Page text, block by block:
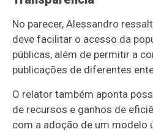
No parecer, Alessandro
deve facilitar o acesso da
públicas, além de permitir a
publicações de diferentes
O relator também aponta
de recursos e ganhos de
com a adoção de um modelo